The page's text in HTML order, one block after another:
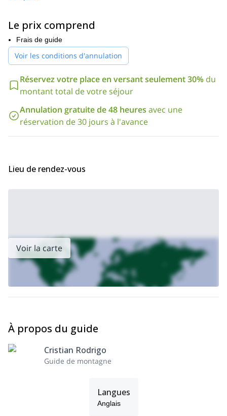
grimper au sommet du Monte Pissis ?
contacter.
Je serai très fier d'être votre guide.
Le prix comprend
Frais de guide
Voir les conditions d'annulation
Réservez votre place en versant seulement 30% du
montant total de votre séjour
Annulation gratuite de 48 heures avec une
réservation de 30 jours à l'avance
Lieu de rendez-vous
Voir la carte
À propos du guide
Cristian Rodrigo
Guide de montagne
Langues
Anglais